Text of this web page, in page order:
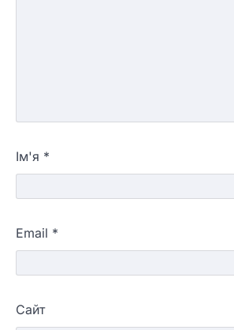
Ім'я *
Email *
Сайт